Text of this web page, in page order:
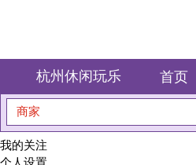
杭州休闲玩乐 首页 朝气
我的关注
个人设置
相册管理
留言管理